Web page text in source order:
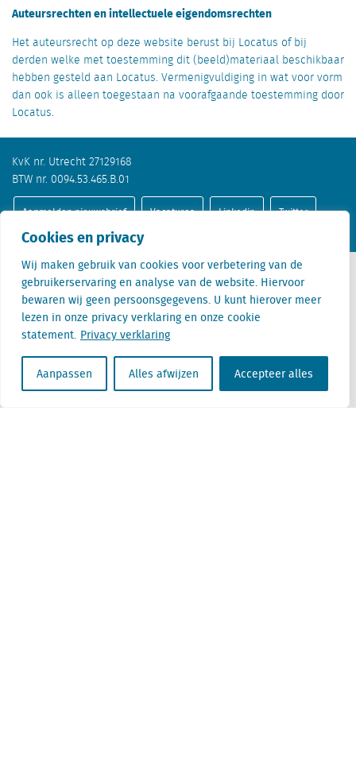
Cookies en privacy
Wij maken gebruik van cookies voor verbetering van de
gebruikerservaring en analyse van de website. Hiervoor
bewaren wij geen persoonsgegevens. U kunt hierover meer
lezen in onze privacy verklaring en onze cookie
statement. Privacy verklaring
Aanpassen Alles afwijzen Accepteer alles
Auteursrechten en intellectuele eigendomsrechten
Het auteursrecht op deze website berust bij Locatus of bij
derden welke met toestemming dit (beeld)materiaal beschikbaar
hebben gesteld aan Locatus. Vermenigvuldiging in wat voor vorm
dan ook is alleen toegestaan na voorafgaande toestemming door
Locatus.
KvK nr. Utrecht 27129168
BTW nr. 0094.53.465.B.01
Aanmelden nieuwsbrief Vacatures Linkedin Twitter
Contact
+32 (0) 2 267 2800
info@locatus.com